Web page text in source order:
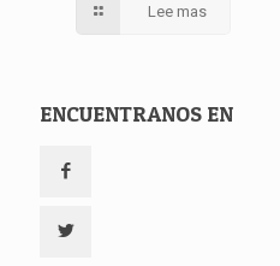
Lee mas
ENCUENTRANOS EN